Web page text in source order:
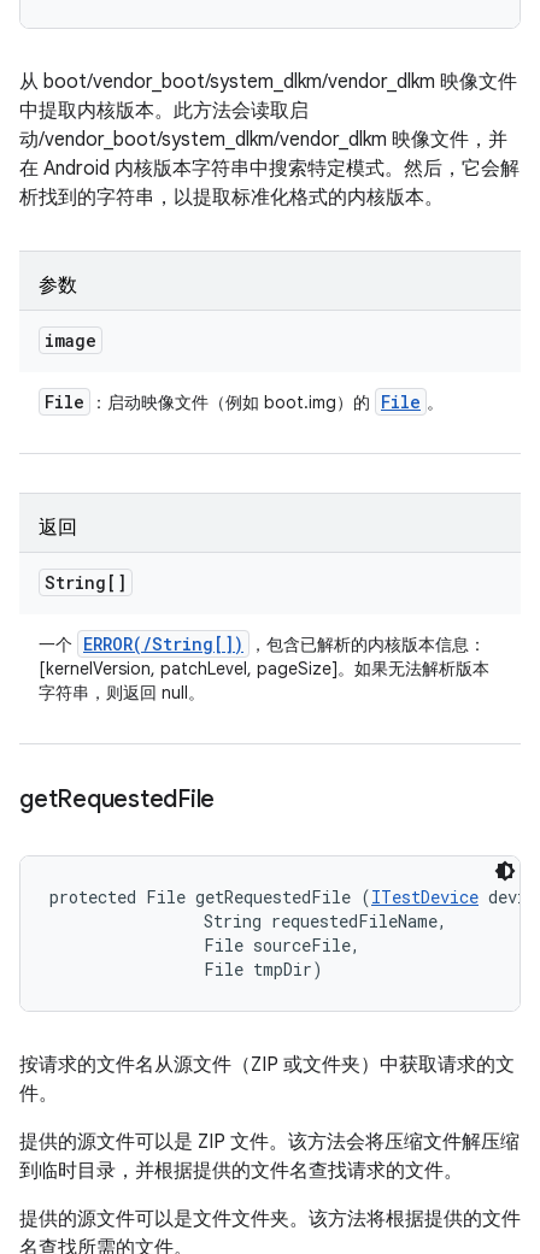
从 boot/vendor_boot/system_dlkm/vendor_dlkm 映像文件
中提取内核版本。此方法会读取启
动/vendor_boot/system_dlkm/vendor_dlkm 映像文件，并
在 Android 内核版本字符串中搜索特定模式。然后，它会解
析找到的字符串，以提取标准化格式的内核版本。
参数
image
File ：启动映像文件（例如 boot.img）的 File 。
返回
String[]
一个 ERROR( /String[])
，包含已解析的内核版本信息：
[kernelVersion, patchLevel, pageSize]。如果无法解析版本
字符串，则返回 null。
getRequestedFile
protected File getRequestedFile (ITestDevice
                String requestedFileName,
                File sourceFile,
                File tmpDir)
按请求的文件名从源文件（ZIP 或文件夹）中获取请求的文
件。
提供的源文件可以是 ZIP 文件。该方法会将压缩文件解压缩
到临时目录，并根据提供的文件名查找请求的文件。
提供的源文件可以是文件文件夹。该方法将根据提供的文件
名查找所需的文件。